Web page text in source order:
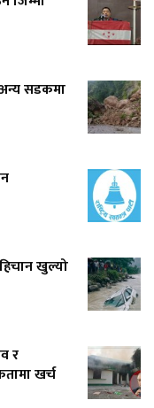
सडकमा
खुल्यो
र
खर्च